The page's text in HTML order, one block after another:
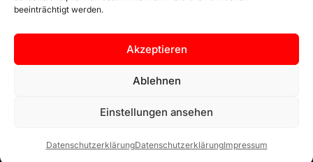
beeinträchtigt werden.
Akzeptieren
Ablehnen
Einstellungen ansehen
DatenschutzerklärungDatenschutzerklärungImpressum
INFORMATION
Zahlungsarten
Versandinformationen
Widerrufsbelehrung
AGB |Datenschutzerklärung |Impressum